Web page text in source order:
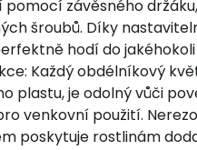
pomocí závěsného
šroubů. Díky
hodí do
Každý obdélníkový
plastu, je odolný vůči
venkovní použití.
poskytuje rostlinám